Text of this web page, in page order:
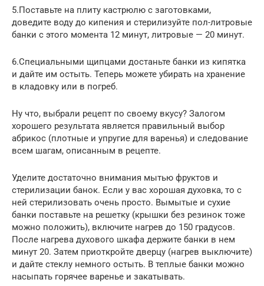
5.Поставьте на плиту кастрюлю с заготовками,
доведите воду до кипения и стерилизуйте пол-литровые
банки с этого момента 12 минут, литровые — 20 минут.
6.Специальными щипцами достаньте банки из кипятка
и дайте им остыть. Теперь можете убирать на хранение
в кладовку или в погреб.
Ну что, выбрали рецепт по своему вкусу? Залогом
хорошего результата является правильный выбор
абрикос (плотные и упругие для варенья) и следование
всем шагам, описанным в рецепте.
Уделите достаточно внимания мытью фруктов и
стерилизации банок. Если у вас хорошая духовка, то с
ней стерилизовать очень просто. Вымытые и сухие
банки поставьте на решетку (крышки без резинок тоже
можно положить), включите нагрев до 150 градусов.
После нагрева духового шкафа держите банки в нем
минут 20. Затем приоткройте дверцу (нагрев выключите)
и дайте стеклу немного остыть. В теплые банки можно
насыпать горячее варенье и закатывать.